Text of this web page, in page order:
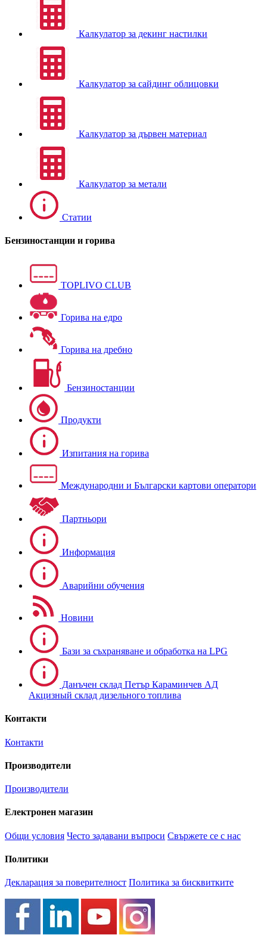
Калкулатор за декинг настилки
Калкулатор за сайдинг облицовки
Калкулатор за дървен материал
Калкулатор за метали
Статии
Бензиностанции и горива
TOPLIVO CLUB
Горива на едро
Горива на дребно
Бензиностанции
Продукти
Изпитания на горива
Международни и Български картови оператори
Партньори
Информация
Аварийни обучения
Новини
Бази за съхраняване и обработка на LPG
Данъчен склад Петър Караминчев АД
Акцизный склад дизельного топлива
Контакти
Контакти
Производители
Производители
Електронен магазин
Общи условия Често задавани въпроси Свържете се с нас
Политики
Декларация за поверителност Политика за бисквитките